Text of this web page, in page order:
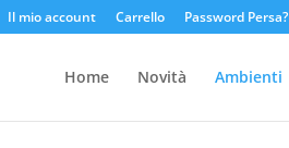
Il mio account Carrello Password Persa?
Home Novità Ambienti